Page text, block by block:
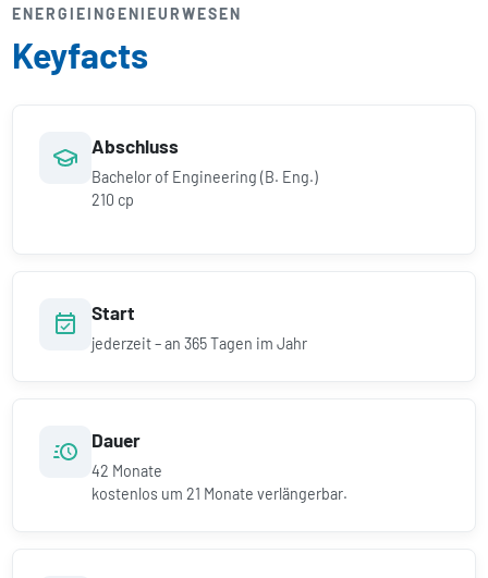
ENERGIE­INGENIEURWESEN
Keyfacts
Abschluss
Bachelor of Engineering (B. Eng.)
210 cp
Start
jederzeit – an 365 Tagen im Jahr
Dauer
42 Monate
kostenlos um21 Monate verlängerbar.